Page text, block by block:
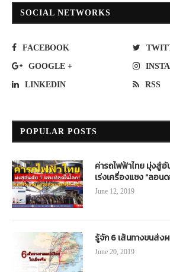
SOCIAL NETWORKS
FACEBOOK
GOOGLE +
LINKEDIN RSS
POPULAR POSTS
ค่ารถไฟฟ้าไทย มุ่งสู่
เร่งเครื่องแซง “ลอ
June 12, 2019
รู้จัก 6 เส้นทางขนส่ง
June 20, 2019